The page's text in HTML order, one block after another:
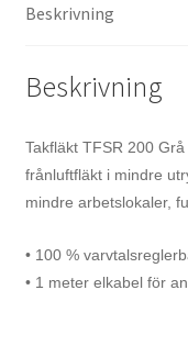
Beskrivning
Beskrivning
Takfläkt TFSR 200 Grå
frånluftfläkt i mindre
mindre arbetslokaler,
• 100 %
• 1 meter elkabel för